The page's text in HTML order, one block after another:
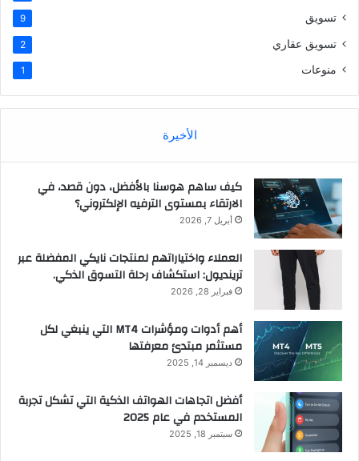
تسويق 9
تسويق عقاري 2
منوعات 1
الأخيرة
كيف ساهم هوسنا بالأفضل، دون قصد، في
الارتقاء بمستوى الترفيه الإلكتروني؟
أبريل 7, 2026
العملاء واختياراتهم لمنتجات نايكي المفضلة عبر
ترينديول: استكشاف رحلة التسوق الذكي.
فبراير 28, 2026
أهم أدوات ومؤشرات MT4 التي ينبغي لكل
مستثمر مبتدئ معرفتها
ديسمبر 14, 2025
أفضل اتجاهات الهواتف الذكية التي تشكل تجربة
المستخدم في عام 2025
سبتمبر 18, 2025